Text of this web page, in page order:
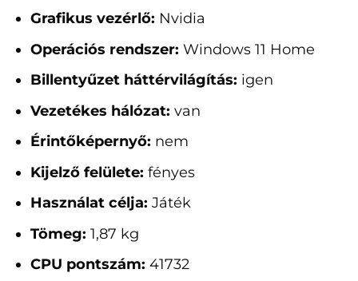
Grafikus vezérlő: Nvidia
Operációs rendszer: Windows 11 Home
Billentyűzet háttérvilágítás: igen
Vezetékes hálózat: van
Érintőképernyő: nem
Kijelző felülete: fényes
Használat célja: Játék
Tömeg: 1,87 kg
CPU pontszám: 41732